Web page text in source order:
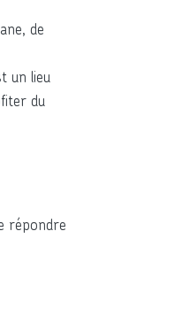
de
un lieu
du
répondre